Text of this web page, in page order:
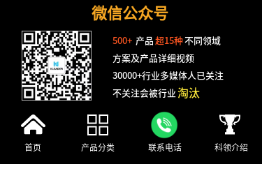
微信公众号
方案及产品详细视频
30000+行业多媒体人已关注
不关注会被行业淘汰
500+ 产品超15种不同领域
产品目录
科领视频合集
18995652243
常见问题
联系电话 科领介绍
首页 产品分类